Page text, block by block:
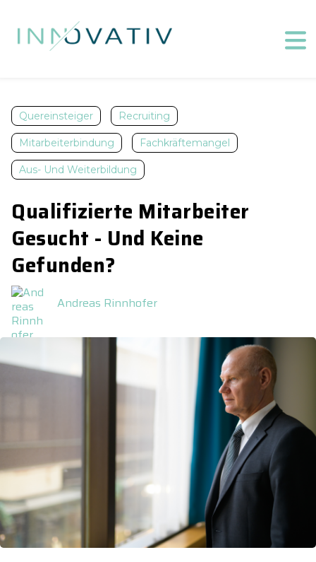
Quereinsteiger Recruiting
Mitarbeiterbindung Fachkräftemangel
Aus- Und Weiterbildung
Qualifizierte Mitarbeiter
Gesucht - Und Keine
Gefunden?
Andreas Rinnhofer